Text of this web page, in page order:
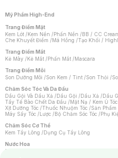
Mỹ Phẩm High-End
Trang Điểm Mặt
Kem Lót /Kem Nền /Phấn Nền /BB / CC
Che Khuyết Điểm /Má Hồng /Tạo Khối /
Trang Điểm Mắt
Kẻ Mày /Kẻ Mắt /Phấn Mắt /Mascara
Trang Điểm Môi
Son Dưỡng Môi /Son Kem / Tint /Son Thỏi /
Chăm Sóc Tóc Và Da Đầu
Dầu Gội Và Dầu Xả /Dầu Gội /Dầu Xả /Dầu
Tẩy Tế Bào Chết Da Đầu /Mặt Nạ / Kem Ủ Tóc
Xịt Dưỡng Tóc /Thuốc Nhuộm Tóc /Sản Phẩm
Máy Sấy Tóc /Lược /Bộ Chăm Sóc Tóc /Phụ
Chăm Sóc Cơ Thể
Kem Tẩy Lông /Dụng Cụ Tẩy Lông
Nước Hoa
Nước Hoa Nữ